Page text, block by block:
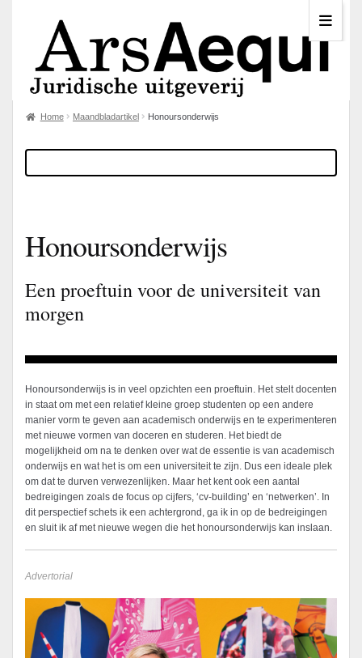
Home Maandbladartikel Honoursonderwijs
Honoursonderwijs
Een proeftuin voor de universiteit van
morgen
Honoursonderwijs is in veel opzichten een proeftuin. Het stelt docenten
in staat om met een relatief kleine groep studenten op een andere
manier vorm te geven aan academisch onderwijs en te experimenteren
met nieuwe vormen van doceren en studeren. Het biedt de
mogelijkheid om na te denken over wat de essentie is van academisch
onderwijs en wat het is om een universiteit te zijn. Dus een ideale plek
om dat te durven verwezenlijken. Maar het kent ook een aantal
bedreigingen zoals de focus op cijfers, ‘cv-building’ en ‘netwerken’. In
dit perspectief schets ik een achtergrond, ga ik in op de bedreigingen
en sluit ik af met nieuwe wegen die het honoursonderwijs kan inslaan.
Advertorial